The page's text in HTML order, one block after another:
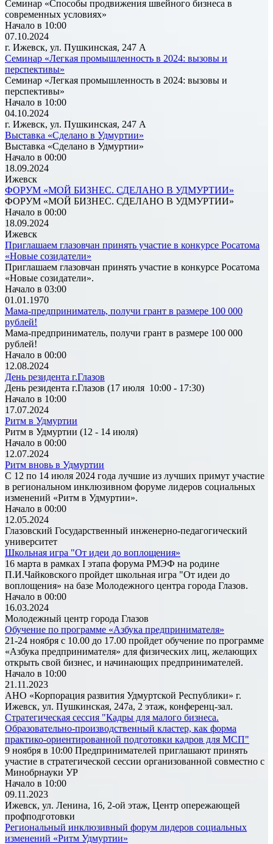
Семинар «Способы продвижения швейного бизнеса в
современных условиях»
Начало в 10:00
07.10.2024
г. Ижевск, ул. Пушкинская, 247 А
Семинар «Легкая промышленность в 2024: вызовы и
перспективы»
Семинар «Легкая промышленность в 2024: вызовы и
перспективы»
Начало в 10:00
04.10.2024
г. Ижевск, ул. Пушкинская, 247 А
Выставка «Сделано в Удмуртии»
Выставка «Сделано в Удмуртии»
Начало в 00:00
18.09.2024
Ижевск
ФОРУМ «МОЙ БИЗНЕС. СДЕЛАНО В УДМУРТИИ»
ФОРУМ «МОЙ БИЗНЕС. СДЕЛАНО В УДМУРТИИ»
Начало в 00:00
18.09.2024
Ижевск
Приглашаем глазовчан принять участие в конкурсе Росатома
«Новые созидатели»
Приглашаем глазовчан принять участие в конкурсе Росатома
«Новые созидатели».
Начало в 03:00
01.01.1970
Мама-предприниматель, получи грант в размере 100 000
рублей!
Мама-предприниматель, получи грант в размере 100 000
рублей!
Начало в 00:00
12.08.2024
День резидента г.Глазов
День резидента г.Глазов (17 июля 10:00 - 17:30)
Начало в 10:00
17.07.2024
Ритм в Удмуртии
Ритм в Удмуртии (12 - 14 июля)
Начало в 00:00
12.07.2024
Ритм вновь в Удмуртии
С 12 по 14 июля 2024 года лучшие из лучших примут участие
в региональном инклюзивном форуме лидеров социальных
изменений «Ритм в Удмуртии».
Начало в 00:00
12.05.2024
Глазовский Государственный инженерно-педагогический
университет
Школьная игра "От идеи до воплощения»
16 марта в рамках I этапа форума РМЭФ на родине
П.И.Чайковского пройдет школьная игра "От идеи до
воплощения» на базе Молодежного центра города Глазов.
Начало в 00:00
16.03.2024
Молодежный центр города Глазов
Обучение по программе «Азбука предпринимателя»
21-24 ноября с 10.00 до 17.00 пройдет обучение по программе
«Азбука предпринимателя» для физических лиц, желающих
открыть свой бизнес, и начинающих предпринимателей.
Начало в 10:00
21.11.2023
АНО «Корпорация развития Удмуртской Республики» г.
Ижевск, ул. Пушкинская, 247а, 2 этаж, конференц-зал.
Стратегическая сессия "Кадры для малого бизнеса.
Образовательно-производственный кластер, как форма
практико-ориентированной подготовки кадров для МСП"
9 ноября в 10:00 Предпринимателей приглашают принять
участие в стратегической сессии организованной совместно с
Минобрнауки УР
Начало в 10:00
09.11.2023
Ижевск, ул. Ленина, 16, 2-ой этаж, Центр опережающей
профподготовки
Региональный инклюзивный форум лидеров социальных
изменений «Ритм Удмуртии»